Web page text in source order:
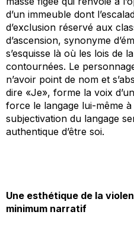
d’un immeuble dont
d’exclusion réservé aux
d’ascension, synonyme
s’esquisse là où les lois de
contournées. Le
n’avoir point de nom et
dire «Je», forme la voix
force le langage lui-même
subjectivation du langage
authentique d’être soi.
Une esthétique de la
minimum narratif